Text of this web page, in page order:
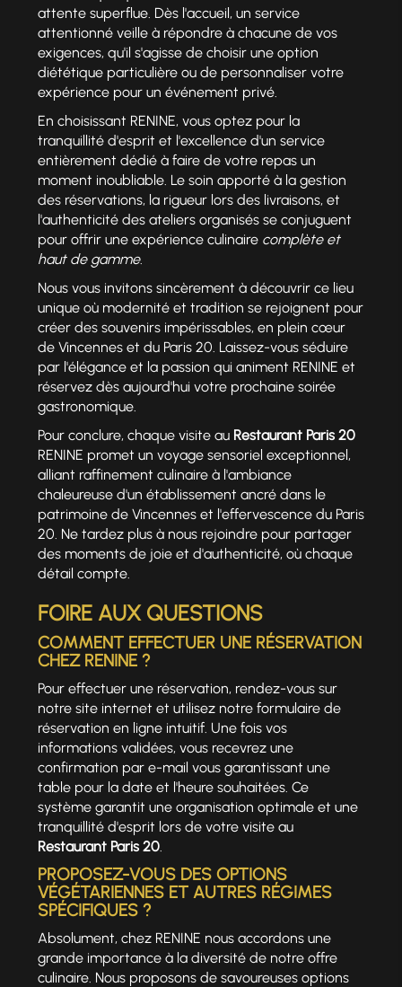
attente superflue. Dès l'accueil, un service
attentionné veille à répondre à chacune de vos
exigences, qu'il s'agisse de choisir une option
diététique particulière ou de personnaliser votre
expérience pour un événement privé.
En choisissant RENINE, vous optez pour la
tranquillité d'esprit et l'excellence d'un service
entièrement dédié à faire de votre repas un
moment inoubliable. Le soin apporté à la gestion
des réservations, la rigueur lors des livraisons, et
l'authenticité des ateliers organisés se conjuguent
pour offrir une expérience culinaire complète et
haut de gamme.
Nous vous invitons sincèrement à découvrir ce lieu
unique où modernité et tradition se rejoignent pour
créer des souvenirs impérissables, en plein cœur
de Vincennes et du Paris 20. Laissez-vous séduire
par l'élégance et la passion qui animent RENINE et
réservez dès aujourd'hui votre prochaine soirée
gastronomique.
Pour conclure, chaque visite au Restaurant Paris 20
RENINE promet un voyage sensoriel exceptionnel,
alliant raffinement culinaire à l'ambiance
chaleureuse d'un établissement ancré dans le
patrimoine de Vincennes et l'effervescence du Paris
20. Ne tardez plus à nous rejoindre pour partager
des moments de joie et d'authenticité, où chaque
détail compte.
FOIRE AUX QUESTIONS
COMMENT EFFECTUER UNE RÉSERVATION
CHEZ RENINE ?
Pour effectuer une réservation, rendez-vous sur
notre site internet et utilisez notre formulaire de
réservation en ligne intuitif. Une fois vos
informations validées, vous recevrez une
confirmation par e-mail vous garantissant une
table pour la date et l'heure souhaitées. Ce
système garantit une organisation optimale et une
tranquillité d'esprit lors de votre visite au
Restaurant Paris 20.
PROPOSEZ-VOUS DES OPTIONS
VÉGÉTARIENNES ET AUTRES RÉGIMES
SPÉCIFIQUES ?
Absolument, chez RENINE nous accordons une
grande importance à la diversité de notre offre
culinaire. Nous proposons de savoureuses options